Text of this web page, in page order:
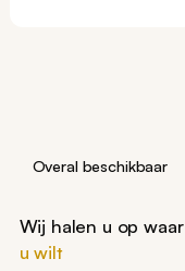
Overal beschikbaar
Wij halen u op waar
u wilt